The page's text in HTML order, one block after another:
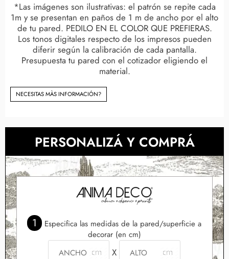
*Las imágenes son ilustrativas: el patrón se repite cada
1m y se presentan en paños de 1 m de ancho por el alto
de tu pared. PEDILO EN EL COLOR QUE PREFIERAS.
Los tonos digitales respecto de los impresos pueden
diferir según la calibración de cada pantalla.
Presupuesta tu pared con el cotizador eligiendo el
material.
NECESITAS MÀS INFORMACIÓN?
PERSONALIZÁ Y COMPRÁ
1
Especifica las medidas de la pared/superficie a
decorar (en cm)
X